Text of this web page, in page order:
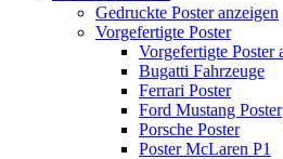
Gedruckte Poster anzeigen
Vorgefertigte Poster
Vorgefertigte Poster
Bugatti Fahrzeuge
Ferrari Poster
Ford Mustang Poster
Porsche Poster
Poster McLaren P1